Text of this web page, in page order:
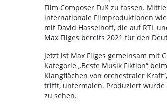
Film Composer Fuß zu fassen.
internationale Filmproduktionen
mit David Hasselhoff, die auf RTL
Max Filges bereits 2021 für den
Jetzt ist Max Filges gemeinsam
Kategorie „Beste Musik Fiktion“
Klangflächen von orchestraler
trifft, untermalen. Produziert wurde
zu sehen.